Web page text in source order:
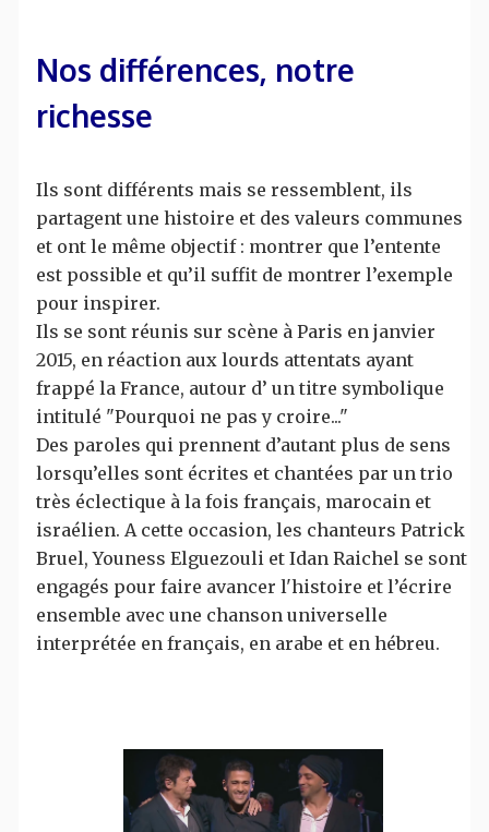
Nos différences, notre
richesse
Ils sont différents mais se ressemblent, ils
partagent une histoire et des valeurs communes
et ont le même objectif : montrer que l’entente
est possible et qu’il suffit de montrer l’exemple
pour inspirer.
Ils se sont réunis sur scène à Paris en janvier
2015, en réaction aux lourds attentats ayant
frappé la France, autour d’ un titre symbolique
intitulé "Pourquoi ne pas y croire..."
Des paroles qui prennent d’autant plus de sens
lorsqu’elles sont écrites et chantées par un trio
très éclectique à la fois français, marocain et
israélien. A cette occasion, les chanteurs Patrick
Bruel, Youness Elguezouli et Idan Raichel se sont
engagés pour faire avancer l'histoire et l’écrire
ensemble avec une chanson universelle
interprétée en français, en arabe et en hébreu.